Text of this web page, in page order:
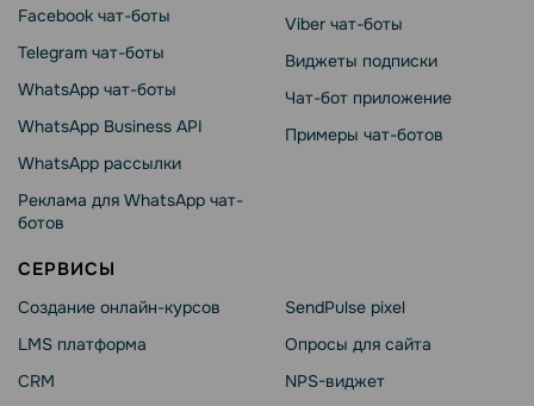
Facebook чат-боты
Telegram чат-боты
WhatsApp чат-боты
WhatsApp Business API
WhatsApp рассылки
Реклама для WhatsApp чат-
ботов
Viber чат-боты
Виджеты подписки
Чат-бот приложение
Примеры чат-ботов
СЕРВИСЫ
Создание онлайн-курсов
LMS платформа
CRM
SendPulse pixel
Опросы для сайта
NPS-виджет